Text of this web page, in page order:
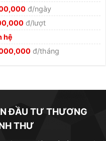
đ/ngày
đ/lượt
hệ
đ/tháng
ĐẦU TƯ THƯƠNG
THƯ